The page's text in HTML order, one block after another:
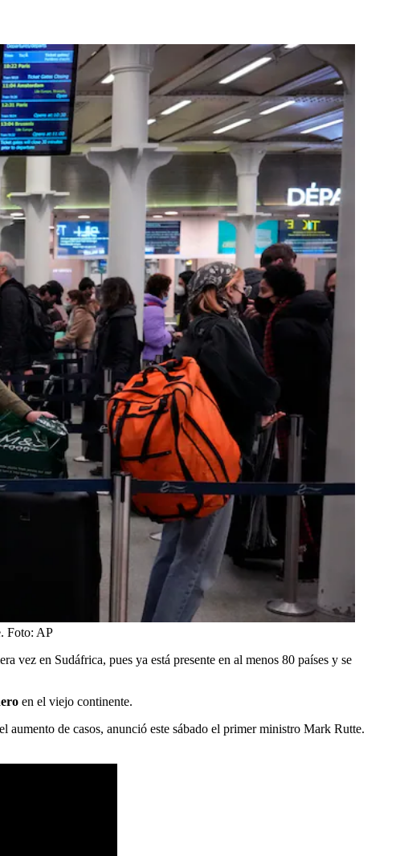
Foto: AP
vez en Sudáfrica, pues ya está presente en al menos 80 países y se
en el viejo continente.
de casos, anunció este sábado el primer ministro Mark Rutte.